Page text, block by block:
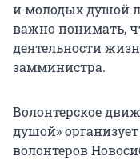
и молодых душой
важно понимать,
деятельности
замминистра.
Волонтерское
душой»
волонтеров